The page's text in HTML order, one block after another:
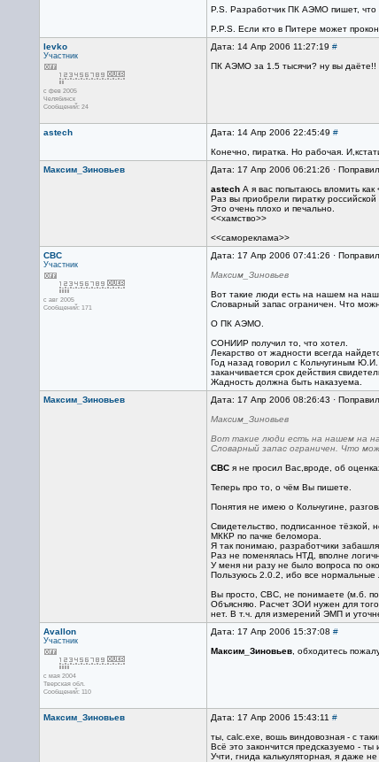
P.S. Разработчик ПК АЭМО пишет, что
P.P.S. Если кто в Питере может
levko
Участник
с фев 2005
Челябинск
Сообщений: 24
Дата: 14 Апр 2006 11:27:19 #
ПК АЭМО за 1.5 тысячи? ну вы даёте!!
astech Дата: 14 Апр 2006 22:45:49 #
Конечно, пиратка. Но рабочая.
Максим_Зиновьев
Дата: 17 Апр 2006 06:21:26 ·
astechА я вас попытаюсь вломить
Раз вы приобрели пиратку
Это очень плохо и печально.
<<хамство>>
<<самореклама>>
СВС
Участник
с авг 2005
Сообщений: 171
Дата: 17 Апр 2006 07:41:26 ·
Максим_Зиновьев
Вот такие люди есть на нашем на
Словарный запас ограничен. Что
О ПК АЭМО.
СОНИИР получил то, что хотел.
Лекарство от жадности всегда
Год назад говорил с Кольчугиным
заканчивается срок действия
Жадность должна быть наказуема.
Максим_Зиновьев
Дата: 17 Апр 2006 08:26:43 ·
Максим_Зиновьев
Вот такие люди есть на нашем на
Словарный запас ограничен. Что
СВСя не просил Вас,вроде, об
Теперь про то, о чём Вы пишете.
Понятия не имею о Кольчугине,
Свидетельство, подписанное тёзкой,
МККР по пачке беломора.
Я так понимаю, разработчики
Раз не поменялась НТД, вполне
У меня ни разу не было вопроса по
Пользуюсь 2.0.2, ибо все нормальные
Вы просто, СВС, не понимаете (м.б.
Объясняю. Расчет ЗОИ нужен для
нет. В т.ч. для измерений ЭМП и
Avallon
Участник
с мая 2004
Тверская обл.
Сообщений: 110
Дата: 17 Апр 2006 15:37:08 #
Максим_Зиновьев, обходитесь
Максим_Зиновьев Дата: 17 Апр 2006 15:43:11 #
ты, calc.exe, вошь виндовозная - с
Всё это закончится предсказуемо -
Учти, гнида калькуляторная, я даже